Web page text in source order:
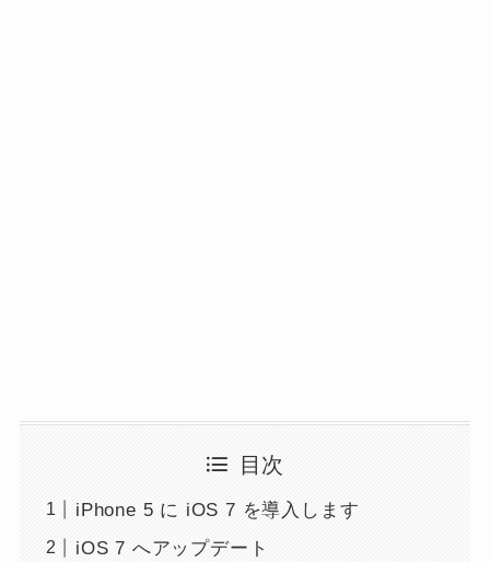
目次
iPhone 5 に iOS 7 を導入します
iOS 7 へアップデート